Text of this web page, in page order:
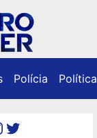
Polícia Política
Twitter